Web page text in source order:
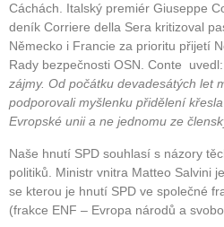
Cáchách. Italský premiér Giuseppe
deník Corriere della Sera kritizoval
Německo i Francie za prioritu přijetí
Rady bezpečnosti OSN. Conte uvedl:
zájmy. Od počátku devadesátých let
podporovali myšlenku přidělení
Evropské unii a ne jednomu ze
Naše hnutí SPD souhlasí s názory
politiků. Ministr vnitra Matteo Salvini
se kterou je hnutí SPD ve společné
(frakce ENF – Evropa národů a